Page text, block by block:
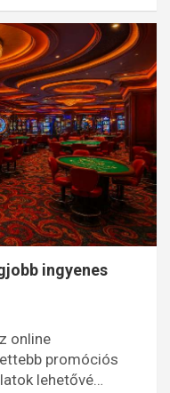
ingyenes
online
promóciós
lehetővé…